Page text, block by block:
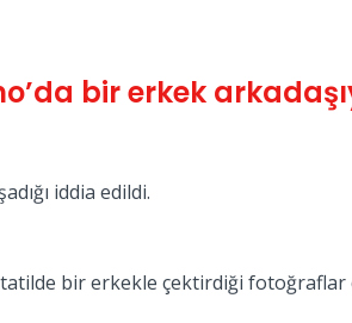
bir erkek
iddia edildi.
tatilde bir erkekle çektirdiği